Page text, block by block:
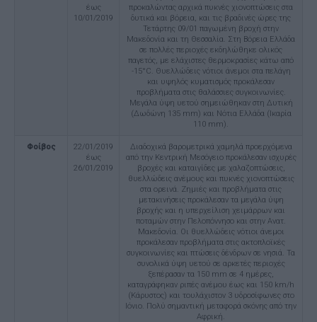
έως
10/01/2019
προκαλώντας αρχικά πυκνές χιονοπτώσεις στα
δυτικά και βόρεια, και τις βραδινές ώρες της
Τετάρτης 09/01 παγωμένη βροχή στην
Μακεδονία και τη Θεσσαλία. Στη Βόρεια Ελλάδα
σε πολλές περιοχές εκδηλώθηκε ολικός
παγετός, με ελάχιστες θερμοκρασίες κάτω από
-15°C. Θυελλώδεις νότιοι άνεμοι στα πελάγη
και υψηλός κυματισμός προκάλεσαν
προβλήματα στις θαλάσσιες συγκοινωνίες.
Μεγάλα ύψη υετού σημειώθηκαν στη Δυτική
(Δωδώνη 135 mm) και Νότια Ελλάδα (Ικαρία
110 mm).
Φοίβος
22/01/2019
έως
26/01/2019
Διαδοχικά βαρομετρικά χαμηλά προερχόμενα
από την Κεντρική Μεσόγειο προκάλεσαν ισχυρές
βροχές και καταιγίδες με χαλαζοπτώσεις,
θυελλώδεις ανέμους και πυκνές χιονοπτώσεις
στα ορεινά. Ζημιές και προβλήματα στις
μετακινήσεις προκάλεσαν τα μεγάλα ύψη
βροχής και η υπερχείλιση χειμάρρων και
ποταμών στην Πελοπόννησο και στην Ανατ.
Μακεδονία. Οι θυελλώδεις νότιοι άνεμοι
προκάλεσαν προβλήματα στις ακτοπλοϊκές
συγκοινωνίες και πτώσεις δένδρων σε νησιά. Τα
συνολικά ύψη υετού σε αρκετές περιοχές
ξεπέρασαν τα 150 mm σε 4 ημέρες,
καταγράφηκαν ριπές ανέμου έως και 150 km/h
(Κάρυστος) και τουλάχιστον 3 υδροσίφωνες στο
Ιόνιο. Πολύ σημαντική μεταφορά σκόνης από την
Αφρική.